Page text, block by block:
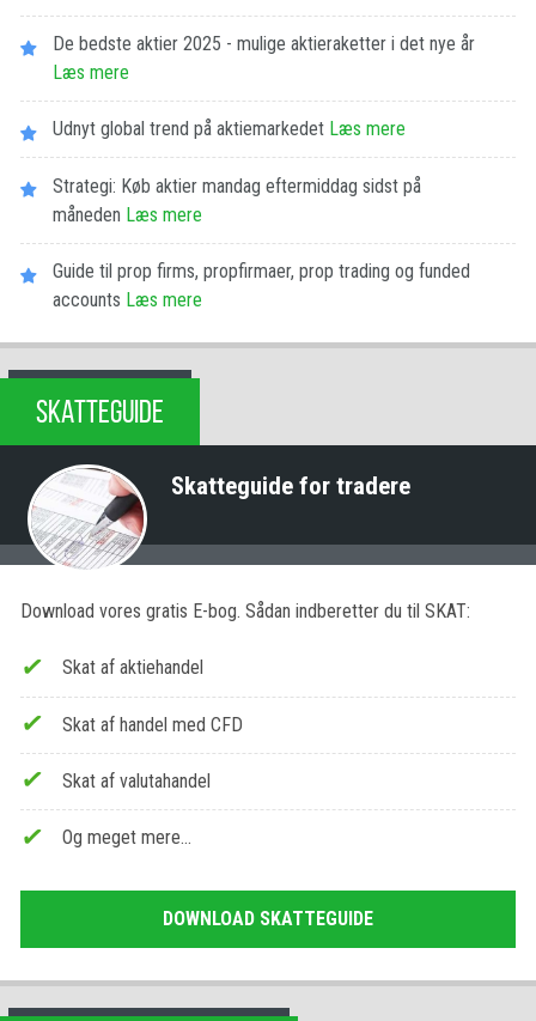
De bedste aktier 2025 - mulige aktieraketter i det nye år
Læs mere
Udnyt global trend på aktiemarkedet Læs mere
Strategi: Køb aktier mandag eftermiddag sidst på
måneden Læs mere
Guide til prop firms, propfirmaer, prop trading og funded
accounts Læs mere
SKATTEGUIDE
Skatteguide for tradere
Download vores gratis E-bog. Sådan indberetter du til SKAT:
Skat af aktiehandel
Skat af handel med CFD
Skat af valutahandel
Og meget mere…
DOWNLOAD SKATTEGUIDE